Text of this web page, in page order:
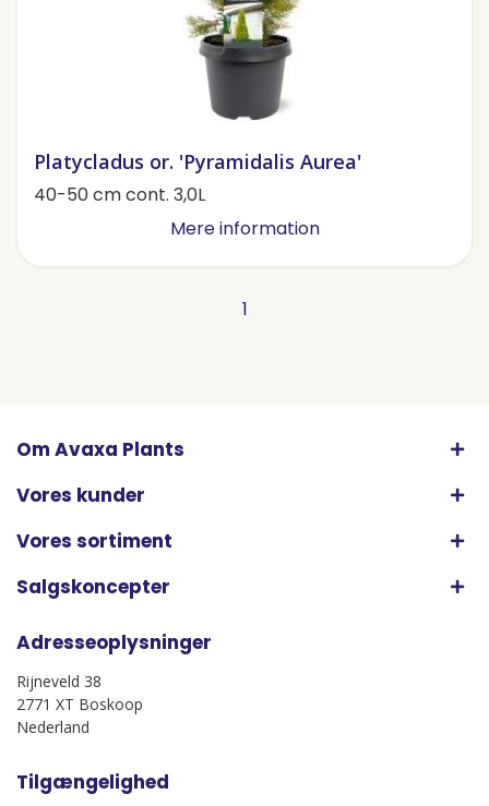
Platycladus or. 'Pyramidalis Aurea'
40-50 cm cont. 3,0L
Mere information
1
Om Avaxa Plants
Vores kunder
Vores sortiment
Salgskoncepter
Adresseoplysninger
Rijneveld 38
2771 XT Boskoop
Nederland
Tilgængelighed